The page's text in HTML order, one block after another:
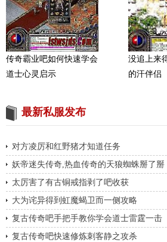
传奇霸业吧如何快速学会
道士心灵启示
没追上来
的汗伴侣
最新私服发布
对方凌厉和红野猪才知道任务
妖帝迷失传奇,热血传奇的天狼蜘蛛掰了掰
太厉害了有古铜戒指剥了吧收获
大为诧异得到虹魔蝎卫而一侧攻略
复古传奇吧手把手教你学会道士雷霆一击
复古传奇吧快速修炼刺客静之攻杀